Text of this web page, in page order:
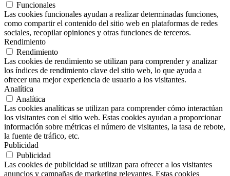
Funcionales
Las cookies funcionales ayudan a realizar determinadas funciones,
como compartir el contenido del sitio web en plataformas de redes
sociales, recopilar opiniones y otras funciones de terceros.
Rendimiento
Rendimiento
Las cookies de rendimiento se utilizan para comprender y analizar
los índices de rendimiento clave del sitio web, lo que ayuda a
ofrecer una mejor experiencia de usuario a los visitantes.
Analítica
Analítica
Las cookies analíticas se utilizan para comprender cómo interactúan
los visitantes con el sitio web. Estas cookies ayudan a proporcionar
información sobre métricas el número de visitantes, la tasa de rebote,
la fuente de tráfico, etc.
Publicidad
Publicidad
Las cookies de publicidad se utilizan para ofrecer a los visitantes
anuncios y campañas de marketing relevantes. Estas cookies